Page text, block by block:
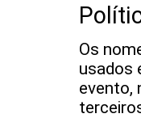
Os
usados
evento,